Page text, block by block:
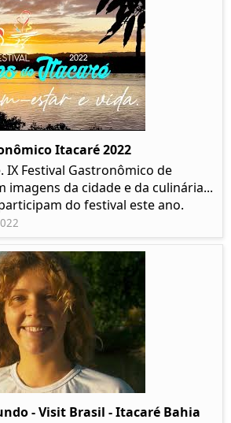
Itacaré 2022
IX Festival Gastronômico de
imagens da cidade e da culinária...
do festival este ano.
- Visit Brasil - Itacaré Bahia